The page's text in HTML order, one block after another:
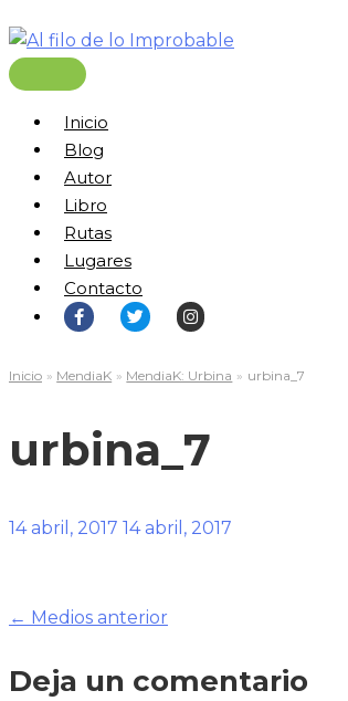
Ir
al
contenido
Menú
principal
Inicio
Blog
Autor
Libro
Rutas
Lugares
Contacto
Inicio MendiaK MendiaK: Urbina urbina_7
urbina_7
14 abril, 2017 14 abril, 2017
Navegación
de
← Medios anterior
Deja un comentario